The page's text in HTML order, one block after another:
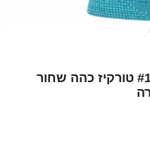
נשים סינגפור אג׳יי רובסון #18 טורקיז כהה שחור